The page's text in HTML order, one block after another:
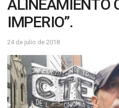
ALINEAMIENTO
IMPERIO”.
24 de julio de 2018